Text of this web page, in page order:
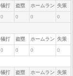
犠打 盗塁 ホームラン 失策
0 0 0 0
犠打 盗塁 ホームラン 失策
0 0 0 0
犠打 盗塁 ホームラン 失策